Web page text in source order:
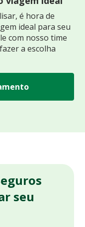
é hora de
ideal para seu
com nosso time
a escolha
seu